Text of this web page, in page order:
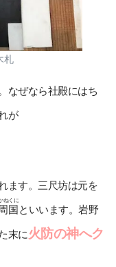
札
なぜなら社殿にはち
が
ます。三尺坊は元を
国
ねくに
といいます。岩野
末に火防の神へク